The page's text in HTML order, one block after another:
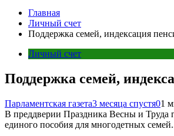
Главная
Личный счет
Поддержка семей, индексация
Личный счет
Поддержка семей,
Парламентская газета3 месяца спустя01
В преддверии Праздника Весны и Труда
единого пособия для многодетных